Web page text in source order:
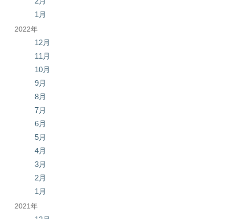
1月
2022年
12月
11月
10月
9月
8月
7月
6月
5月
4月
3月
2月
1月
2021年